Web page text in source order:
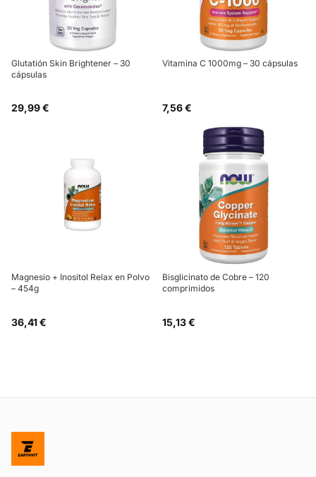
Glutatión Skin Brightener – 30
cápsulas
29,99 €
Vitamina C 1000mg – 30 cápsulas
7,56 €
Magnesio + Inositol Relax en Polvo
– 454g
36,41 €
Bisglicinato de Cobre – 120
comprimidos
15,13 €